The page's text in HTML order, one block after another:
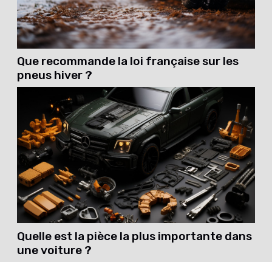
Que recommande la loi française sur les
pneus hiver ?
Quelle est la pièce la plus importante dans
une voiture ?